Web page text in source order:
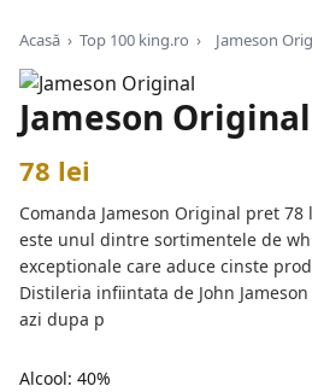
Acasă › Top 100 king.ro › Jameson
Jameson Original
78 lei
Comanda Jameson Original pret 78
este unul dintre sortimentele de
exceptionale care aduce cinste
Distileria infiintata de John
azi dupa p
Alcool: 40%